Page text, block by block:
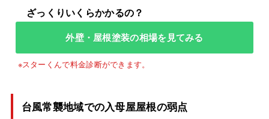
外壁・屋根塗装の相場を見てみる
台風常襲地域での入母屋屋根の弱点